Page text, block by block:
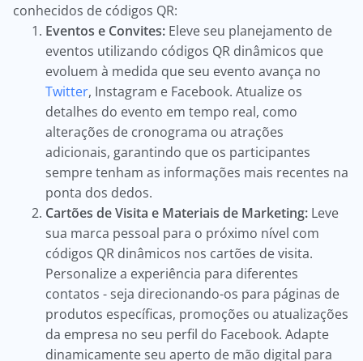
conhecidos de códigos QR:
Eventos e Convites: Eleve seu planejamento de
eventos utilizando códigos QR dinâmicos que
evoluem à medida que seu evento avança no
Twitter, Instagram e Facebook. Atualize os
detalhes do evento em tempo real, como
alterações de cronograma ou atrações
adicionais, garantindo que os participantes
sempre tenham as informações mais recentes na
ponta dos dedos.
Cartões de Visita e Materiais de Marketing: Leve
sua marca pessoal para o próximo nível com
códigos QR dinâmicos nos cartões de visita.
Personalize a experiência para diferentes
contatos - seja direcionando-os para páginas de
produtos específicas, promoções ou atualizações
da empresa no seu perfil do Facebook. Adapte
dinamicamente seu aperto de mão digital para